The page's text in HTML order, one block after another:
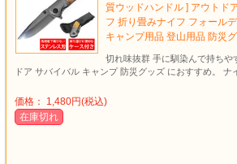
質ウッドハンドル ] アウトド
フ 折り畳みナイフ フォール
キャンプ用品 登山用品 防災
切れ味抜群 手に馴染んで持ちや
ドア サバイバル キャンプ 防災グッズ におすすめ。 ナ
価格： 1,480円(税込)
在庫切れ